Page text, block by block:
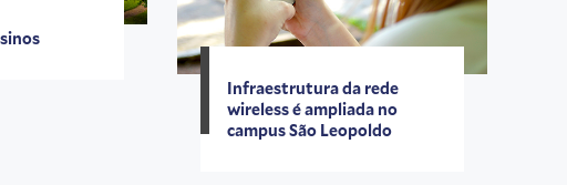
Infraestrutura da rede
wireless é ampliada no
campus São Leopoldo